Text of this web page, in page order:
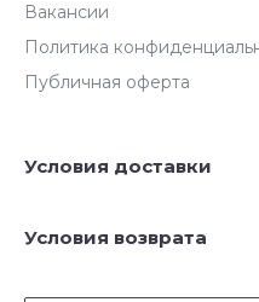
Вакансии
Политика
Публичная оферта
Условия доставки
Условия возврата